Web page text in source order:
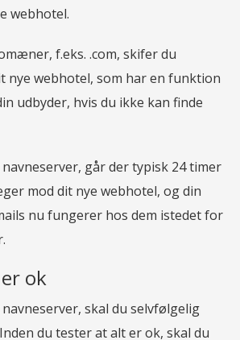
webhotel.
f.eks. .com, skifer du
nye webhotel, som har en funktion
udbyder, hvis du ikke kan finde
går der typisk 24 timer
mod dit nye webhotel, og din
nu fungerer hos dem istedet for
ok
skal du selvfølgelig
du tester at alt er ok, skal du